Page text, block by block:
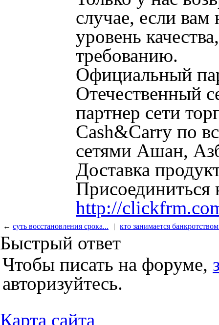
случае, если
уровень
требованию.
Официальный
Отечественный
партнер сети
Cash&Carry по
сетями Ашан,
Доставка
Присоединиться
http://
← суть восстановления срока... | кто занимается
Быстрый ответ
Чтобы писать на форуме,
авторизуйтесь.
Карта сайта